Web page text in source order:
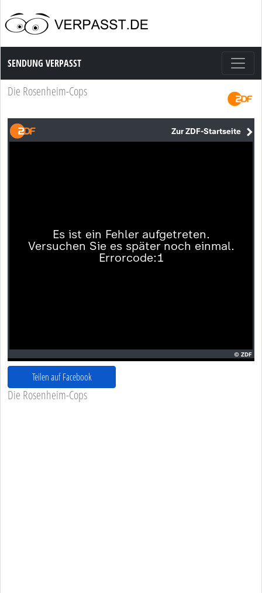
Sendung Verpasst
SENDUNG VERPASST
Die Rosenheim-Cops
Teilen auf Facebook
Die Rosenheim-Cops